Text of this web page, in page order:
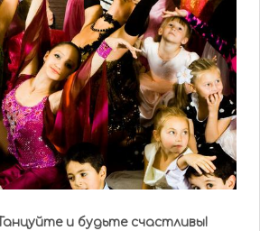
Танцуйте и будьте счастливы!